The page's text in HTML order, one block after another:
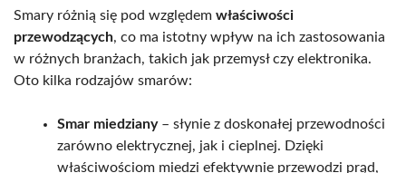
Smary różnią się pod względem właściwości
przewodzących, co ma istotny wpływ na ich zastosowania
w różnych branżach, takich jak przemysł czy elektronika.
Oto kilka rodzajów smarów:
Smar miedziany– słynie z doskonałej przewodności
zarówno elektrycznej, jak i cieplnej. Dzięki
właściwościom miedzi efektywnie przewodzi prąd,